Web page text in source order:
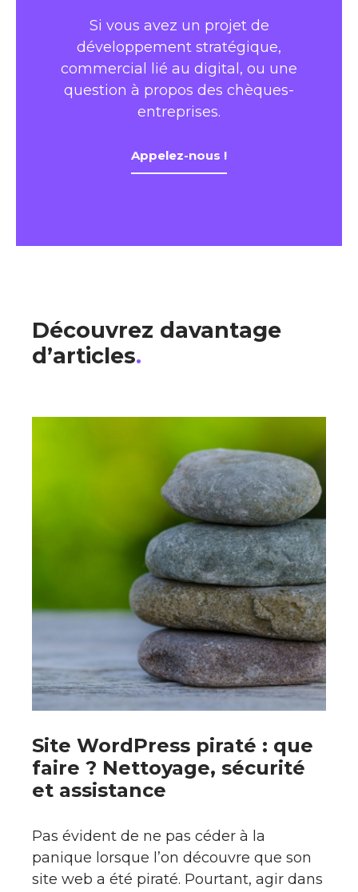
Si vous avez un projet de
développement stratégique,
commercial lié au digital, ou une
question à propos des chèques-
entreprises.
Appelez-nous !
Découvrez davantage
d’articles.
Site WordPress piraté : que
faire ? Nettoyage, sécurité
et assistance
Pas évident de ne pas céder à la
panique lorsque l’on découvre que son
site web a été piraté. Pourtant, agir dans